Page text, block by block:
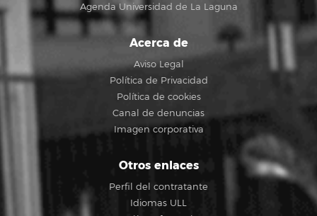
Agenda Universidad de La Laguna
Acerca de
Aviso Legal
Política de Privacidad
Política de cookies
Canal de denuncias
Imagen corporativa
Otros enlaces
Perfil del contratante
Idiomas ULL